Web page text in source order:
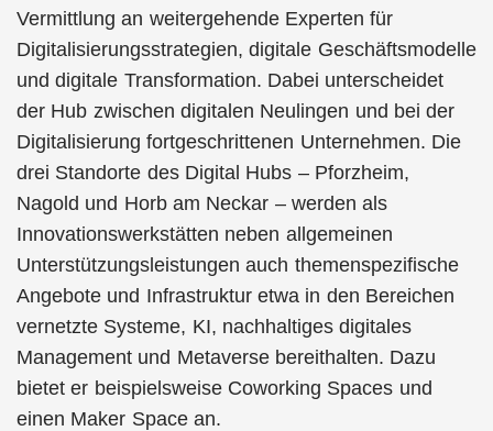
Vermittlung an weitergehende Experten für
Digitalisierungsstrategien, digitale Geschäftsmodelle
und digitale Transformation. Dabei unterscheidet
der Hub zwischen digitalen Neulingen und bei der
Digitalisierung fortgeschrittenen Unternehmen. Die
drei Standorte des Digital Hubs – Pforzheim,
Nagold und Horb am Neckar – werden als
Innovationswerkstätten neben allgemeinen
Unterstützungsleistungen auch themenspezifische
Angebote und Infrastruktur etwa in den Bereichen
vernetzte Systeme, KI, nachhaltiges digitales
Management und Metaverse bereithalten. Dazu
bietet er beispielsweise Coworking Spaces und
einen Maker Space an.